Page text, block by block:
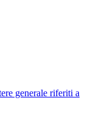
generale riferiti a